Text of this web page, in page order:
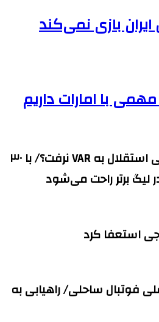
بازی نمی‌کند
با امارات داریم
مالک خیبر: چرا هند پنالتی استقلال به VAR نرفت؟/ با ۳۰
در لیگ برتر راحت می‌شود
استعفا کرد
فوتبال ساحلی/ راهیابی به